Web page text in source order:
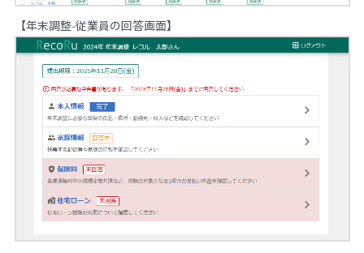
【年末調整-従業員の回答画面】